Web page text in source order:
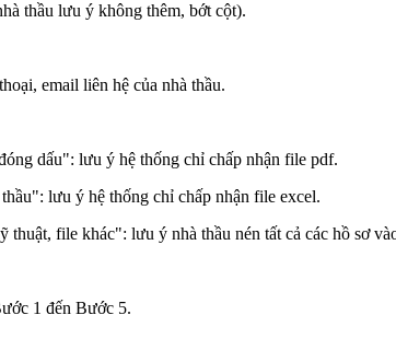
thầu lưu ý không thêm, bớt cột).
email liên hệ của nhà thầu.
dấu": lưu ý hệ thống chỉ chấp nhận file pdf.
lưu ý hệ thống chỉ chấp nhận file excel.
file khác": lưu ý nhà thầu nén tất cả các hồ sơ
1 đến Bước 5.